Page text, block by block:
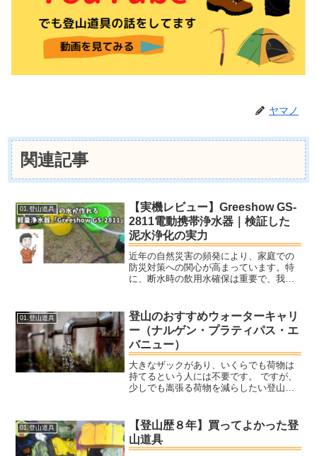
ヤマノ
関連記事
01.登山道具
【実機レビュー】Greeshow GS-
2811電動携帯浄水器｜検証した
泥水浄化の実力
近年の自然災害の頻発により、家庭での
防災対策への関心が高まっています。特
に、断水時の飲用水確保は重要で、我が
揮する電動携帯浄水器「Greeshow GS-
2811」を使...
01.登山道具
登山のおすすめウォーターキャリ
ー（ナルゲン・プラティパス・エ
バニュー）
大きなザックがあり、いくらでも荷物は
持てるという人には不要です。 ですが、
少しでも嵩張る荷物を減らしたい登山者
筒を持ち歩いて水補給するのは非効率で
す。
01.登山道具
【登山歴８年】買ってよかった登
山道具